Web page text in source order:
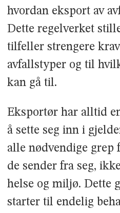
hvordan eksport av
Dette regelverket
tilfeller strengere
avfallstyper og til
kan gå til.
Eksportør har alltid
å sette seg inn i
alle nødvendige grep
de sender fra seg,
helse og miljø. Dette
starter til endelig